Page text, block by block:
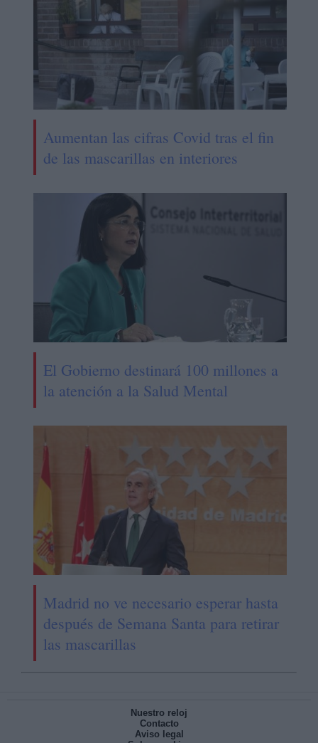
Aumentan las cifras Covid tras el fin
de las mascarillas en interiores
El Gobierno destinará 100 millones a
la atención a la Salud Mental
Madrid no ve necesario esperar hasta
después de Semana Santa para retirar
las mascarillas
Nuestro reloj
Contacto
Aviso legal